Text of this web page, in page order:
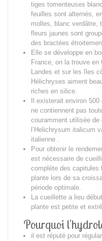
tiges tomenteuses
feuilles sont alternés,
molles, blanc verdâtre,
fleurs jaunes sont
des bractées
Elle se développe en
France, on la trouve en
Landes et sur les îles
Hélichryses aiment
riches en silice.
Il existerait environ
ne contiennent pas
couramment utilisée
l’Helichrysum italicum
italienne .
Pour obtenir le
est nécessaire de
complète des capitules
plante lors de sa
période optimale.
La cueillette a lieu
plante est petite et
Pourquoi
il est réputé pour